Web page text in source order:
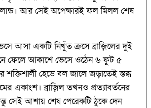
আর সেই অপেক্ষারই ফল মিলল শেষ
আসা একটি নিখুঁত ক্রসে ব্রাজ়িলের দুই
ফেলে আকাশে ভেসে ওঠেন ৬ ফুট ৫
শক্তিশালী হেডে বল জালে জড়াতেই স্তব্ধ
একাংশ। ব্রাজ়িল তখনও প্রত্যাবর্তনের
সেই আশায় শেষ পেরেকটি ঠুকে দেন